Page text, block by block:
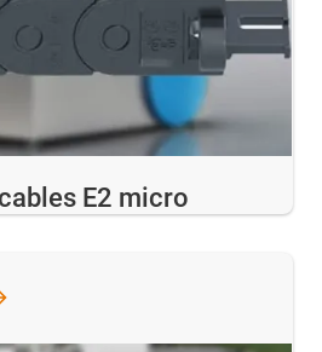
E2 micro